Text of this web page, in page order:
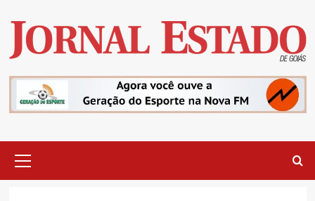
content
Menu